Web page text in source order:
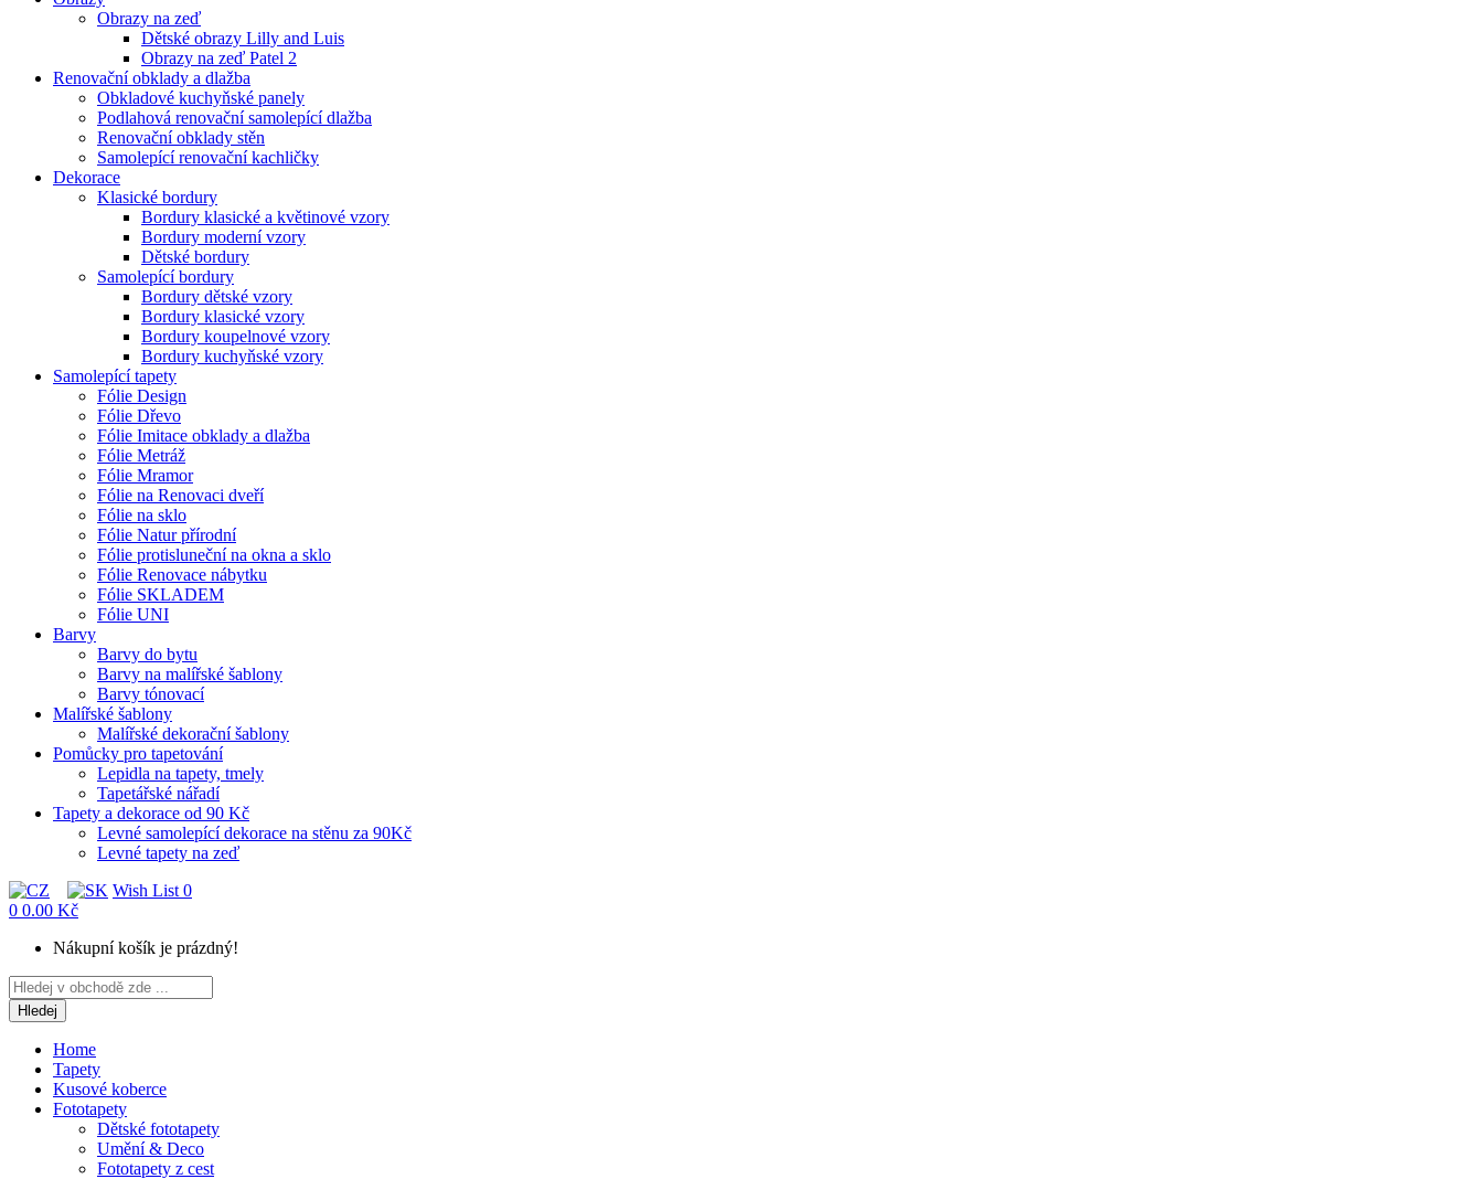
Obrazy na zeď
Dětské obrazy Lilly and Luis
Obrazy na zeď Patel 2
Renovační obklady a dlažba
Obkladové kuchyňské panely
Podlahová renovační samolepící dlažba
Renovační obklady stěn
Samolepící renovační kachličky
Dekorace
Klasické bordury
Bordury klasické a květinové vzory
Bordury moderní vzory
Dětské bordury
Samolepící bordury
Bordury dětské vzory
Bordury klasické vzory
Bordury koupelnové vzory
Bordury kuchyňské vzory
Samolepící tapety
Fólie Design
Fólie Dřevo
Fólie Imitace obklady a dlažba
Fólie Metráž
Fólie Mramor
Fólie na Renovaci dveří
Fólie na sklo
Fólie Natur přírodní
Fólie protisluneční na okna a sklo
Fólie Renovace nábytku
Fólie SKLADEM
Fólie UNI
Barvy
Barvy do bytu
Barvy na malířské šablony
Barvy tónovací
Malířské šablony
Malířské dekorační šablony
Pomůcky pro tapetování
Lepidla na tapety, tmely
Tapetářské nářadí
Tapety a dekorace od 90 Kč
Levné samolepící dekorace na stěnu za 90Kč
Levné tapety na zeď
Wish List 0
0 0.00 Kč
Nákupní košík je prázdný!
Hledej
Home
Tapety
Kusové koberce
Fototapety
Dětské fototapety
Umění & Deco
Fototapety z cest